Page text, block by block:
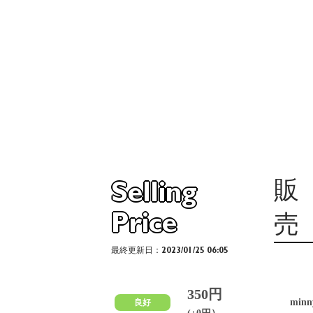
Selling
Price
販
売
最終更新日：2023/01/25 06:05
良好
350円